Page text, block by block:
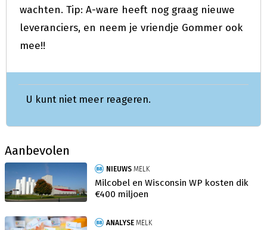
wachten. Tip: A-ware heeft nog graag nieuwe
leveranciers, en neem je vriendje Gommer ook
mee!!
U kunt niet meer reageren.
Aanbevolen
NIEUWS MELK
Milcobel en Wisconsin WP kosten dik
€400 miljoen
ANALYSE MELK